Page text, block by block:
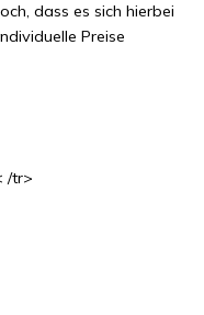
dass es sich hierbei
Preise
/tr>